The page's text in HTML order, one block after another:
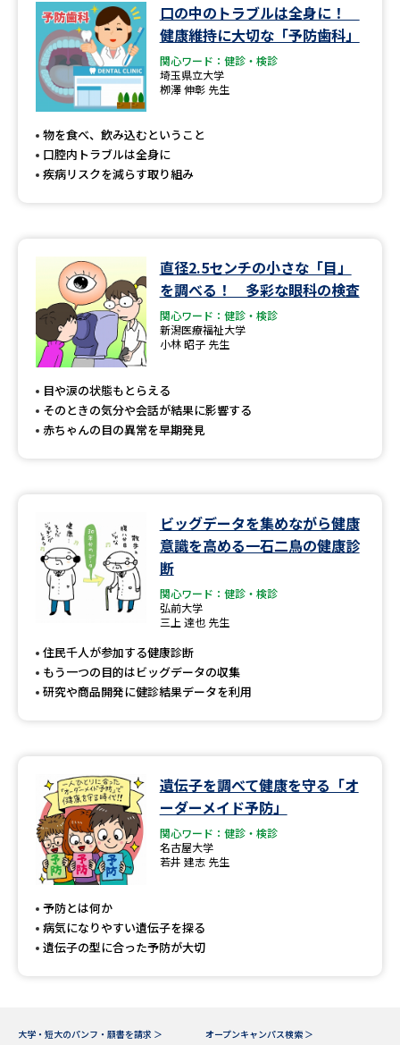
高等学校（情報）教員資格認定
大学研究
大学で学べる内容や特徴を調べる
データサイエンス特集 奨学金・特待生制度特集
デジタルパンフレット 進路の３択
新学年スタート号特集ページ
（高3生用）
SELFBRAND特集ページ
オープンキャンパス検索 実施プログラムから探す
来場型・Web型イベント特集
受験準備
先輩が入学を決めた理由 テレメール全国一斉進学調査
新生活お役立ちガイド
学問発見
口の中のトラブルは全身に！
健康維持に大切な「予防歯科」
関心ワード：健診・検診
埼玉県立大学
栁澤 伸彰 先生
物を食べ、飲み込むということ
口腔内トラブルは全身に
疾病リスクを減らす取り組み
直径2.5センチの小さな「目」
を調べる！ 多彩な眼科の検査
関心ワード：健診・検診
新潟医療福祉大学
小林 昭子 先生
目や涙の状態もとらえる
そのときの気分や会話が結果に影響する
赤ちゃんの目の異常を早期発見
ビッグデータを集めながら健康
意識を高める一石二鳥の健康診
断
関心ワード：健診・検診
弘前大学
三上 達也 先生
住民千人が参加する健康診断
もう一つの目的はビッグデータの収集
研究や商品開発に健診結果データを利用
遺伝子を調べて健康を守る「オ
ーダーメイド予防」
関心ワード：健診・検診
名古屋大学
若井 建志 先生
予防とは何か
病気になりやすい遺伝子を探る
遺伝子の型に合った予防が大切
大学・短大のパンフ・願書を請求 ＞ オープンキャンパス検索 ＞